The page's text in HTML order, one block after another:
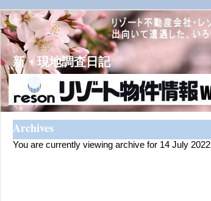
新・現地調査日記
Archives
You are currently viewing archive for 14 July 2022